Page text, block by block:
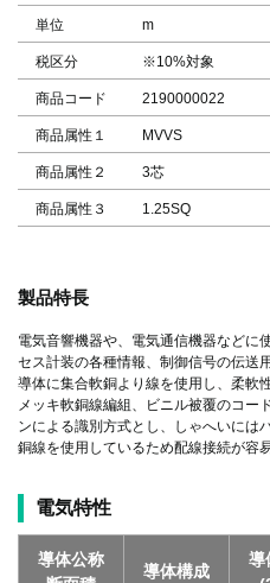
単位 m
税区分 ※10%対象
商品コード 2190000022
商品属性１ MVVS
商品属性２ 3芯
商品属性３ 1.25SQ
製品特長
電気音響機器や、電気通信機器などに
セス計装の各種情報、制御信号の伝送
導体に集合軟銅より線を使用し、柔軟
メッキ軟銅線編組、ビニル被覆のコー
ンによる識別方式とし、しゃへいには
銅線を使用しているため配線接続が容易
電気特性
導体公称
導体構成
導